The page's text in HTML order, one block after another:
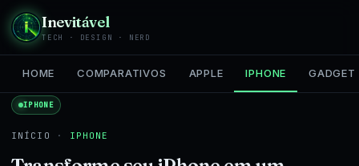
Inevitável
TECH · DESIGN · NERD
HOME COMPARATIVOS APPLE IPHONE GADGET
IPHONE
INÍCIO · IPHONE